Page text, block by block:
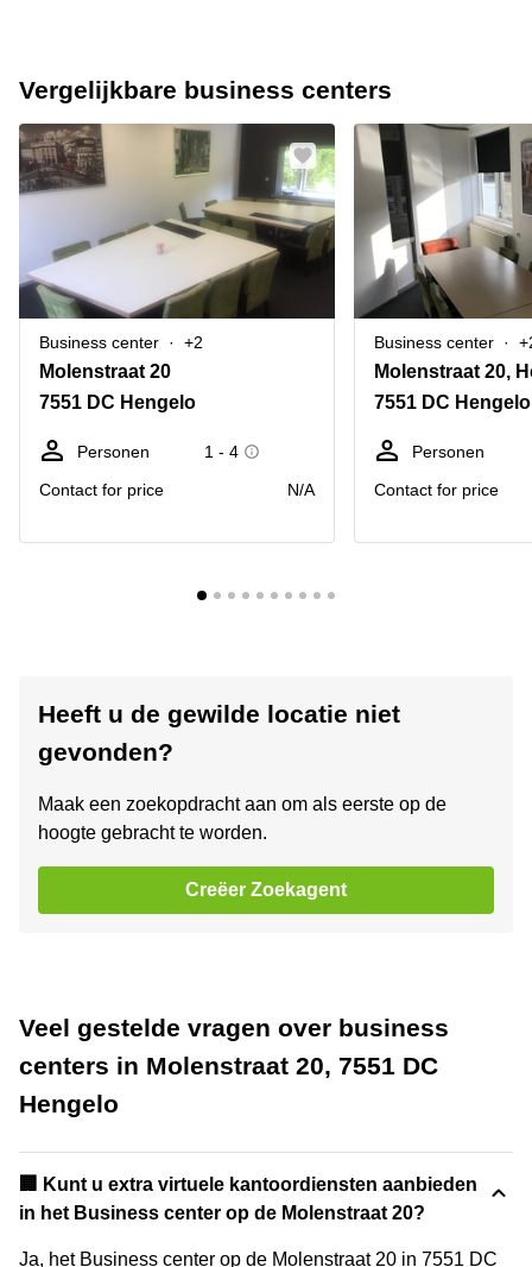
Vergelijkbare business centers
Business center +2
Molenstraat 20
7551 DC Hengelo
Personen
1 - 4
Contact for price
N/A
Business center
7551 DC Hengelo
Personen
Contact for price
Heeft u de gewilde locatie niet
gevonden?
Maak een zoekopdracht aan om als eerste op de
hoogte gebracht te worden.
Creëer Zoekagent
Veel gestelde vragen over business
centers in Molenstraat 20, 7551 DC
Hengelo
🏢 Kunt u extra virtuele kantoordiensten aanbieden
in het Business center op de Molenstraat 20?
Ja, het Business center op de Molenstraat 20 in 7551 DC